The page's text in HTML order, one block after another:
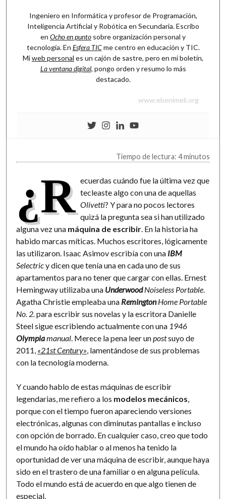
Ingeniero en Informática y profesor de Programación,
Inteligencia Artificial y Robótica en Secundaria. Escribo
en Ocho en punto sobre organización personal y
tecnología. En Esfera TICme centro en educación y TIC.
Miweb personal es un cajón de sastre, pero en mi boletín,
La ventana digital, pongo orden y resumo lo más
destacado.
www.ebenimeli.org
Tiempo de lectura: 4 minutos
¿R ecuerdas cuándo fue la última vez que
tecleaste algo con una de aquellas
Olivetti? Y para no pocos lectores
quizá la pregunta sea si han utilizado
alguna vez una máquina de escribir. En la historia ha
habido marcas míticas. Muchos escritores, lógicamente
las utilizaron. Isaac Asimov escribía con una IBM
Selectricy dicen que tenía una en cada uno de sus
apartamentos para no tener que cargar con ellas. Ernest
Hemingway utilizaba una UnderwoodNoiseless Portable.
Agatha Christie empleaba una RemingtonHome Portable
No. 2.para escribir sus novelas y la escritora Danielle
Steel sigue escribiendo actualmente con una 1946
Olympiamanual. Merece la pena leer unpostsuyo de
2011, «21st Century», lamentándose de sus problemas
con la tecnología moderna.
Y cuando hablo de estas máquinas de escribir
legendarias, me refiero a los modelos mecánicos,
porque con el tiempo fueron apareciendo versiones
electrónicas, algunas con diminutas pantallas e incluso
con opción de borrado. En cualquier caso, creo que todo
el mundo ha oído hablar o al menos ha tenido la
oportunidad de ver una máquina de escribir, aunque haya
sido en el trastero de una familiar o en alguna película.
Todo el mundo está de acuerdo en que algo tienen de
especial.